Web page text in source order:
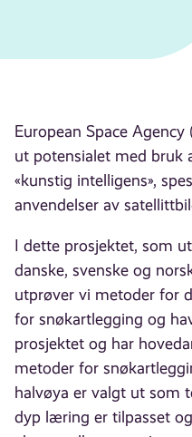
European Space
ut potensialet med bruk
«kunstig intelligens»,
anvendelser av
I dette prosjektet, som
danske, svenske og
utprøver vi metoder for
for snøkartlegging og
prosjektet og har
metoder for
halvøya er valgt ut som
dyp læring er tilpasset